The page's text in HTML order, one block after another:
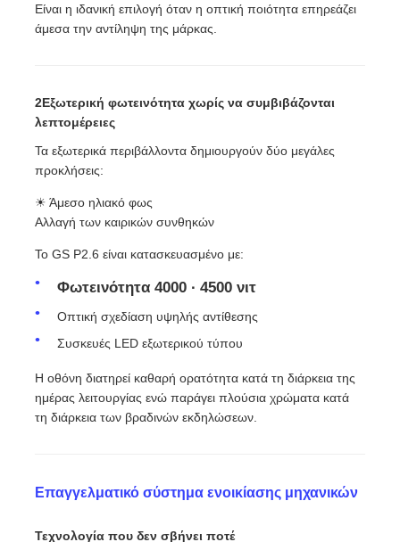
Είναι η ιδανική επιλογή όταν η οπτική ποιότητα επηρεάζει
άμεσα την αντίληψη της μάρκας.
2Εξωτερική φωτεινότητα χωρίς να συμβιβάζονται
λεπτομέρειες
Τα εξωτερικά περιβάλλοντα δημιουργούν δύο μεγάλες
προκλήσεις:
☀ Άμεσο ηλιακό φως
Αλλαγή των καιρικών συνθηκών
Το GS P2.6 είναι κατασκευασμένο με:
Φωτεινότητα 4000 ∙ 4500 νιτ
Οπτική σχεδίαση υψηλής αντίθεσης
Συσκευές LED εξωτερικού τύπου
Η οθόνη διατηρεί καθαρή ορατότητα κατά τη διάρκεια της
ημέρας λειτουργίας ενώ παράγει πλούσια χρώματα κατά
τη διάρκεια των βραδινών εκδηλώσεων.
Επαγγελματικό σύστημα ενοικίασης μηχανικών
Τεχνολογία που δεν σβήνει ποτέ